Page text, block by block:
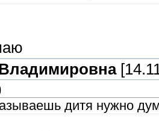
дитя нужно